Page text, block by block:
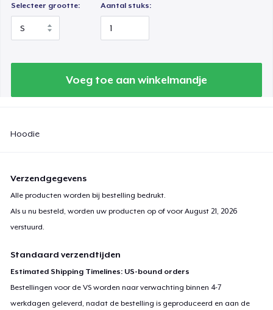
Selecteer grootte: Aantal stuks:
Voeg toe aan winkelmandje
Hoodie
Verzendgegevens
Alle producten worden bij bestelling bedrukt.
Als u nu besteld, worden uw producten op of voorAugust 21, 2026
verstuurd.
Standaard verzendtijden
Estimated Shipping Timelines: US-bound orders
Bestellingen voor de VS worden naar verwachting binnen 4-7
werkdagen geleverd, nadat de bestelling is geproduceerd en aan de